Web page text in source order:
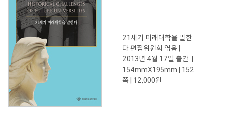
21세기 미래대학을 말한
다 편집위원회 엮음 |
2013년 4월 17일 출간 |
154mmX195mm | 152
쪽 | 12,000원